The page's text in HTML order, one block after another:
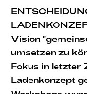
Vision
umsetzen zu
Fokus in letzter
Ladenkonzept